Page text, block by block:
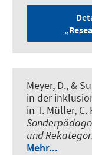
Meyer, D., &
in der
in T. Müller, C.
und
Mehr...